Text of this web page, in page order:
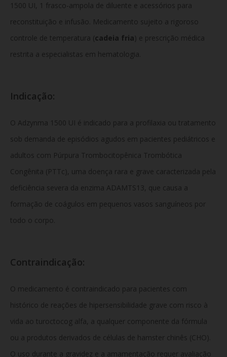
1500 UI, 1 frasco-ampola de diluente e acessórios para
reconstituição e infusão. Medicamento sujeito a rigoroso
controle de temperatura (cadeia fria ) e prescrição médica
restrita a especialistas em hematologia.
Indicação:
O Adzynma 1500 UI é indicado para a profilaxia ou tratamento
sob demanda de episódios agudos em pacientes pediátricos e
adultos com Púrpura Trombocitopênica Trombótica
Congênita (PTTc), uma doença rara e grave caracterizada pela
deficiência severa da enzima ADAMTS13, que causa a
formação de coágulos em pequenos vasos sanguíneos por
todo o corpo.
Contraindicação:
O medicamento é contraindicado para pacientes com
histórico de reações de hipersensibilidade grave com risco à
vida ao turoctocog alfa, a qualquer componente da fórmula
ou a produtos derivados de células de hamster chinês (CHO).
O uso durante a gravidez e a amamentação requer avaliação